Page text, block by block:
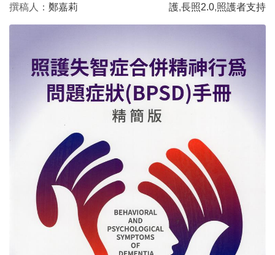
撰稿人： 鄭嘉莉
護,長照2.0,照護者支持